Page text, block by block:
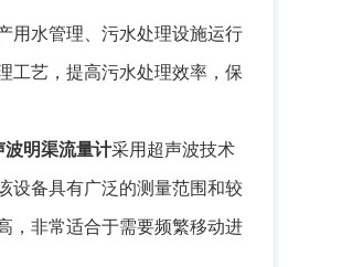
用水管理、污水处理设施运行
工艺，提高污水处理效率，保
波明渠流量计采用超声波技术
设备具有广泛的测量范围和较
，非常适合于需要频繁移动进